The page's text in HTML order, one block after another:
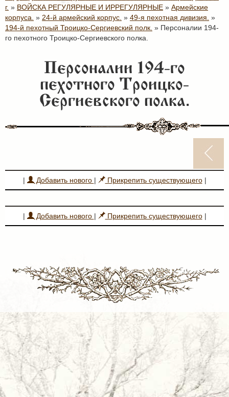
г. » ВОЙСКА РЕГУЛЯРНЫЕ И ИРРЕГУЛЯРНЫЕ » Армейские
корпуса. » 24-й армейский корпус. » 49-я пехотная дивизия. »
194-й пехотный Троицко-Сергиевский полк. » Персоналии 194-
го пехотного Троицко-Сергиевского полка.
Персоналии 194-го
пехотного Троицко-
Сергиевского полка.
| Добавить нового | Прикрепить существующего|
| Добавить нового | Прикрепить существующего|